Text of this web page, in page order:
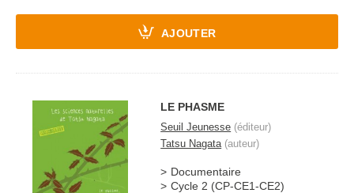
AJOUTER
LE PHASME
Seuil Jeunesse (éditeur)
Tatsu Nagata(auteur)
Documentaire
Cycle 2 (CP-CE1-CE2)